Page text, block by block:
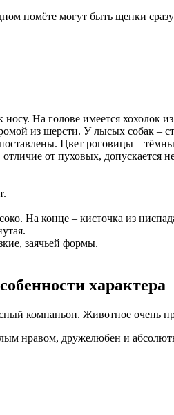
помёте могут быть щенки
носу. На голове имеется
из шерсти. У лысых собак –
Цвет роговицы –
от пуховых, допускается
На конце – кисточка из
заячьей формы.
характера
компаньон. Животное очень
нравом, дружелюбен и